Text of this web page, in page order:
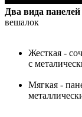
Два вида панелей
вешалок
Жесткая -
с
Мягкая -